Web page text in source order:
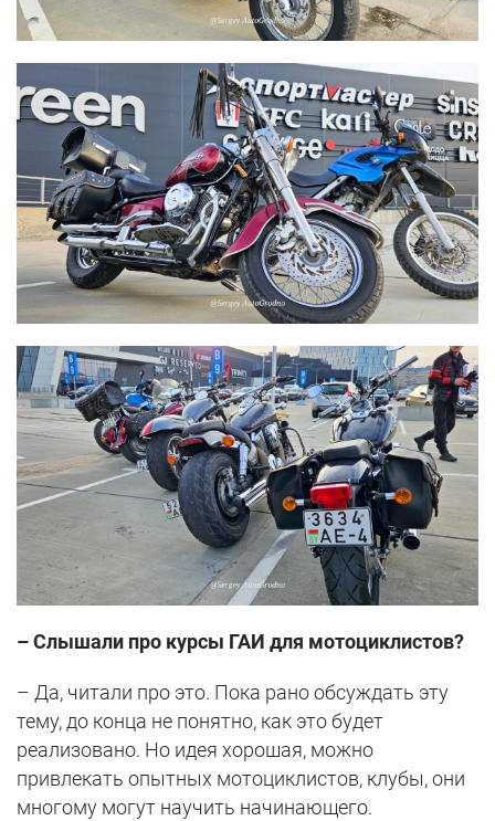
– Слышали про курсы ГАИ для мотоциклистов?
– Да, читали про это. Пока рано обсуждать эту
тему, до конца не понятно, как это будет
реализовано. Но идея хорошая, можно
привлекать опытных мотоциклистов, клубы, они
многому могут научить начинающего.